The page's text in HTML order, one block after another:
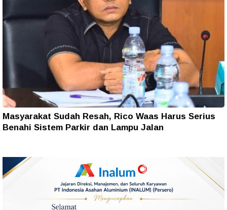
Masyarakat Sudah Resah, Rico Waas Harus Serius
Benahi Sistem Parkir dan Lampu Jalan